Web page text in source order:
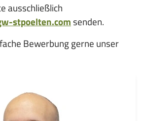
ausschließlich
stpoelten.com senden.
Bewerbung gerne unser